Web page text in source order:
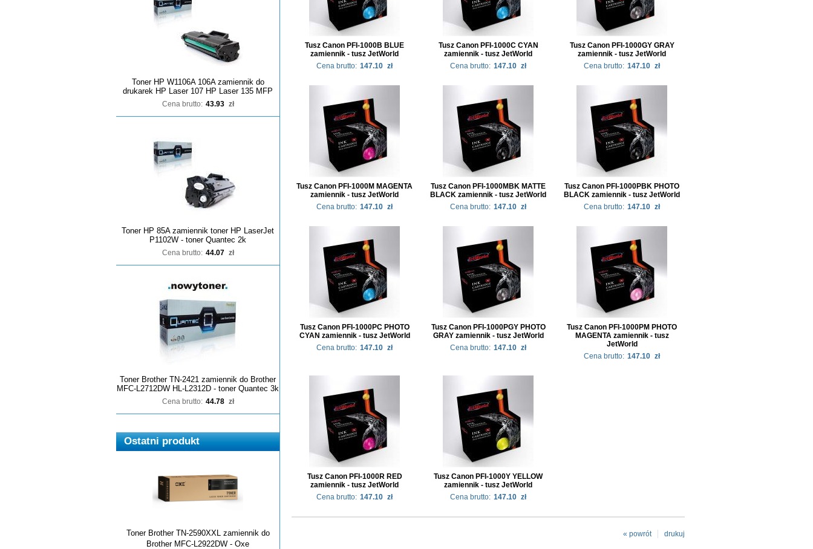
Toner HP W1106A 106A zamiennik do
drukarek HP Laser 107 HP Laser 135 MFP
Cena brutto: 43.93 zł
Toner HP 85A zamiennik toner HP LaserJet
P1102W - toner Quantec 2k
Cena brutto: 44.07 zł
Toner Brother TN-2421 zamiennik do Brother
MFC-L2712DW HL-L2312D - toner Quantec 3k
Cena brutto: 44.78 zł
Ostatni produkt
Toner Brother TN-2590XXL zamiennik do
Brother MFC-L2922DW - Oxe
Tusz Canon PFI-1000B BLUE
zamiennik - tusz JetWorld
Cena brutto: 147.10 zł
Tusz Canon PFI-1000C CYAN
zamiennik - tusz JetWorld
Cena brutto: 147.10 zł
Tusz Canon PFI-1000GY GRAY
zamiennik - tusz JetWorld
Cena brutto: 147.10 zł
Tusz Canon PFI-1000M MAGENTA
zamiennik - tusz JetWorld
Cena brutto: 147.10 zł
Tusz Canon PFI-1000MBK MATTE
BLACK zamiennik - tusz JetWorld
Cena brutto: 147.10 zł
Tusz Canon PFI-1000PBK PHOTO
BLACK zamiennik - tusz JetWorld
Cena brutto: 147.10 zł
Tusz Canon PFI-1000PC PHOTO
CYAN zamiennik - tusz JetWorld
Cena brutto: 147.10 zł
Tusz Canon PFI-1000PGY PHOTO
GRAY zamiennik - tusz JetWorld
Cena brutto: 147.10 zł
Tusz Canon PFI-1000PM PHOTO
MAGENTA zamiennik - tusz
JetWorld
Cena brutto: 147.10 zł
Tusz Canon PFI-1000R RED
zamiennik - tusz JetWorld
Cena brutto: 147.10 zł
Tusz Canon PFI-1000Y YELLOW
zamiennik - tusz JetWorld
Cena brutto: 147.10 zł
drukuj
« powrót